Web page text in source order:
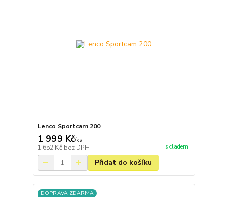
Lenco Sportcam 200
1 999 Kč/ks
1 652 Kč bez DPH skladem
Přidat do košíku
DOPRAVA ZDARMA